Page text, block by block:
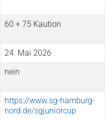
60 + 75 Kaution
24. Mai 2026
nein
https://www.sg-hamburg-
nord.de/sgjuniorcup